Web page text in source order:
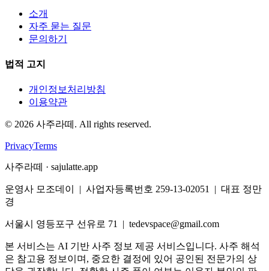
소개
자주 묻는 질문
문의하기
법적 고지
개인정보처리방침
이용약관
© 2026 사주라떼. All rights reserved.
PrivacyTerms
사주라떼 · sajulatte.app
운영사 모조데이 | 사업자등록번호 259-13-02051 | 대표 정만
경
서울시 영등포구 선유로 71 | tedevspace@gmail.com
본 서비스는 AI 기반 사주 정보 제공 서비스입니다. 사주 해석
은 참고용 정보이며, 중요한 결정에 있어 공인된 전문가의 상